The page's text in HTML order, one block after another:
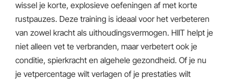
wissel je korte, explosieve oefeningen af met korte
rustpauzes. Deze training is ideaal voor het verbeteren
van zowel kracht als uithoudingsvermogen. HIIT helpt je
niet alleen vet te verbranden, maar verbetert ook je
conditie, spierkracht en algehele gezondheid. Of je nu
je vetpercentage wilt verlagen of je prestaties wilt